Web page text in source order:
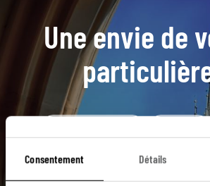
Consentement Détails
Une envie de
Colline du Wawel